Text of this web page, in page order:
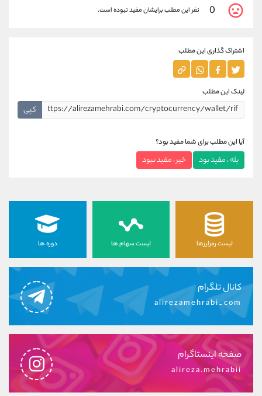
0 نفر این مطلب برایشان مفید نبوده است.
اشتراک گذاری این مطلب
لینک این مطلب
کپی
آیا این مطلب برای شما مفید بود؟
بله ، مفید بود خیر ، مفید نبود
لیست رمزارزها لیست سهام ها دوره ها
کانال تلگرام
alirezamehrabi_com
صفحه اینستاگرام
alireza.mehrabii